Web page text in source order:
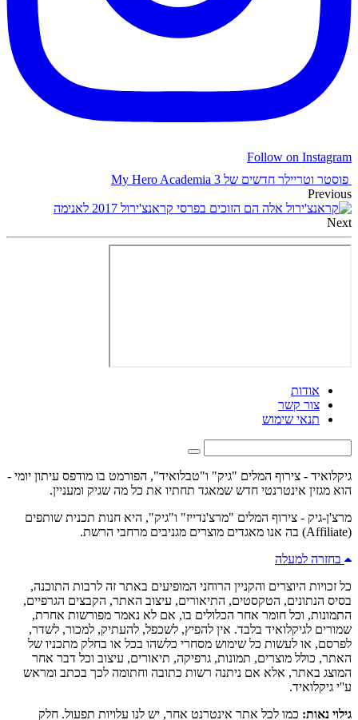
Follow on Instagram
פוסטר וטריילר חדשים של My Hero Academia 3
Previous
אלה הם הזוכים בפרסי קראנצ'ירול 2017 לאנימה
Next
אודות
צור קשר
תנאי שימוש
גיקלואיד - צירוף המלים "גיק" ו"טבלואיד", הפורמט בו מודפס עיתון יומי -
הוא מגזין אינטרנטי חדש שמאגד תחתיו את כל מה שגיק ומעניין.
מרצ'ן-גיק - צירוף המלים "מרצ'נדייז" ו"גיק", היא חנות תכנית שותפים
(Affiliate) בה אנו מאגדים מוצרים מגניבים מרחבי הרשת.
בחזרה למעלה
כל זכויות היוצרים והקניין הרוחני המופיעים באתר זה לרבות התוכנה,
בסיס הנתונים, הטקסטים, התיאורים, עיצוב האתר, הקבצים הגרפיים,
התמונות, וכל חומר אחר הכלולים בו, אם לא נאמר מפורשות אחרת,
שמורים לגיקלואיד בלבד. אין להפיץ, לשכפל, להעתיק, למכור, לשדר,
לפרסם, או לעשות כל שימוש מסחרי כלשהו בכל או בחלק מתכניו של
האתר, כולל מוצרים, תמונות, גרפיקה, תיאורים, עיצוב וכל דבר אחר
המוצג באתר, אלא אם ניתנה רשות כתובה וחתומה לכך בכתב ומראש
ע''י גיקלואיד.
גילוי נאות: כמו לכל אתר אינטרנט אחר, יש לנו עלויות תפעול. חלק